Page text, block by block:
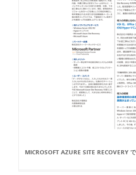
MICROSOFT AZURE SITE RECOVERY